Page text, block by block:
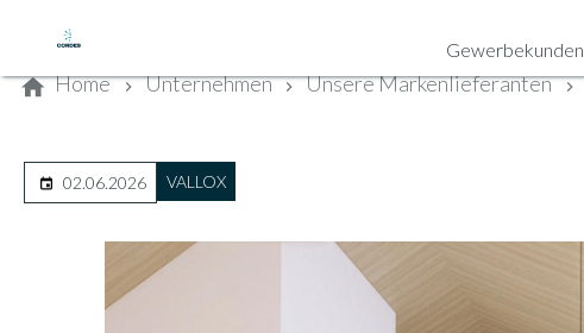
Gewerbekunden
Home Unternehmen Unsere Markenlieferanten
02.06.2026 VALLOX